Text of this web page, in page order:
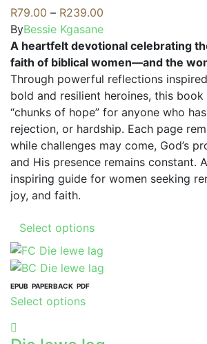
The
options
may
be
chosen
on
the
product
page
R79.00 – R239.00
range:
R79.00
through
R239.00
ByBessie Kgasane
A heartfelt devotional celebrating
faith of biblical women—and the
Through powerful reflections
bold and resilient heroines, this
“chunks of hope” for anyone who
rejection, or hardship. Each page
while challenges may come, God’s
and His presence remains constant.
inspiring guide for women seeking
joy, and faith.
Select options
multiple
may
EPUB PAPERBACK PDF
Select optionsThis